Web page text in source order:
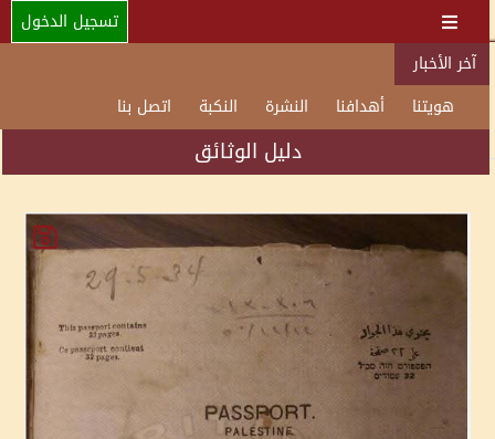
تسجيل الدخول
آخر الأخبار
هويتنا
أهدافنا النشرة النكبة اتصل بنا
دليل الوثائق